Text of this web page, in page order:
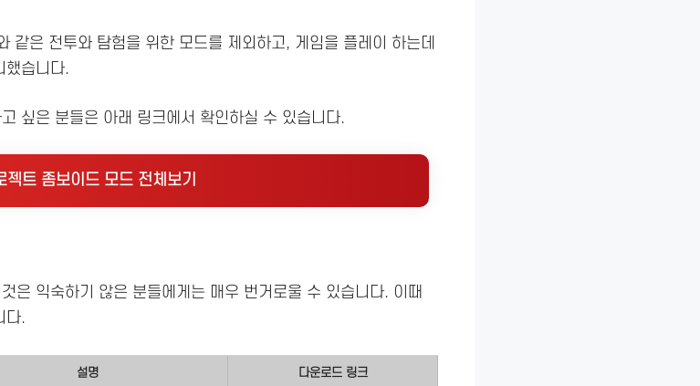
같은 전투와 탐험을 위한 모드를 제외하고, 게임을 플레이 하는데
했습니다.
싶은 분들은 아래 링크에서 확인하실 수 있습니다.
젝트 좀보이드 모드 전체보기
은 익숙하기 않은 분들에게는 매우 번거로울 수 있습니다. 이때
다.
설명 다운로드 링크